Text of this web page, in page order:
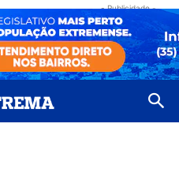
- Publicidade -